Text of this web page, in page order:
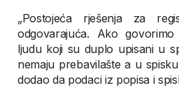
„Postojeća rješenja za
odgovarajuća. Ako
ljudu koji su duplo upisani u
nemaju prebavilašte a u
dodao da podaci iz popisa i